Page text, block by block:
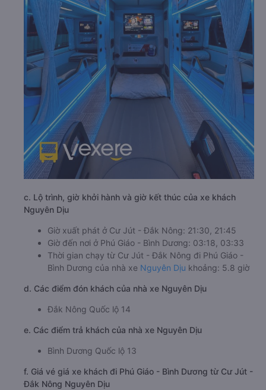
c. Lộ trình, giờ khởi hành và giờ kết thúc của xe khách
Nguyên Dịu
Giờ xuất phát ở Cư Jút - Đắk Nông: 21:30, 21:45
Giờ đến nơi ở Phú Giáo - Bình Dương: 03:18, 03:33
Thời gian chạy từ Cư Jút - Đắk Nông đi Phú Giáo -
Bình Dương của nhà xe Nguyên Dịu khoảng: 5.8 giờ
d. Các điểm đón khách của nhà xe Nguyên Dịu
Đắk Nông Quốc lộ 14
e. Các điểm trả khách của nhà xe Nguyên Dịu
Bình Dương Quốc lộ 13
f. Giá vé giá xe khách đi Phú Giáo - Bình Dương từ Cư Jút -
Đắk Nông Nguyên Dịu